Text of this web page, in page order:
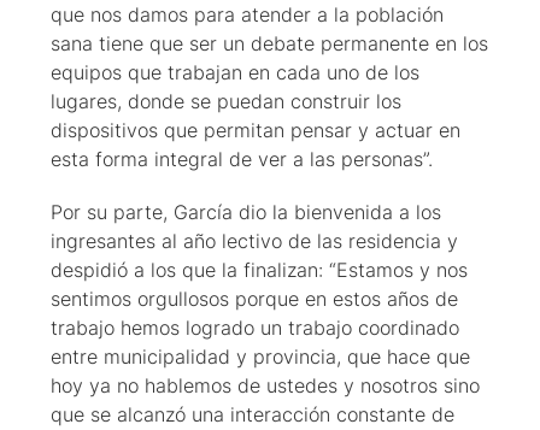
que nos damos para atender a la población
sana tiene que ser un debate permanente en los
equipos que trabajan en cada uno de los
lugares, donde se puedan construir los
dispositivos que permitan pensar y actuar en
esta forma integral de ver a las personas”.
Por su parte, García dio la bienvenida a los
ingresantes al año lectivo de las residencia y
despidió a los que la finalizan: “Estamos y nos
sentimos orgullosos porque en estos años de
trabajo hemos logrado un trabajo coordinado
entre municipalidad y provincia, que hace que
hoy ya no hablemos de ustedes y nosotros sino
que se alcanzó una interacción constante de